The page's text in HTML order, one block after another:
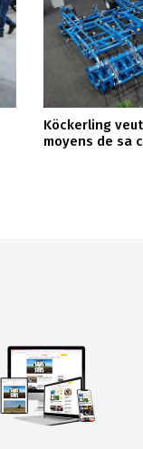
Köckerling
moyens de sa